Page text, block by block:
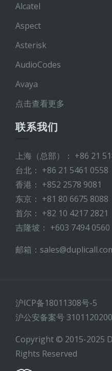
Alcatel
Aspect
Asterisk
AudioCodes
Avaya
点击查看更多
联系我们
上海（总部）： +86 21
台北： +86 21 5461 0558
香港： +852 2578 9081
东京： +81 80 6675 8088
首尔： +82 10 4217 2821
吉隆坡： +603 7494 0560
邮箱：
沪ICP备18011308号-5
沪公安备案号
Copyright © 2015-2025
Rights Reserved